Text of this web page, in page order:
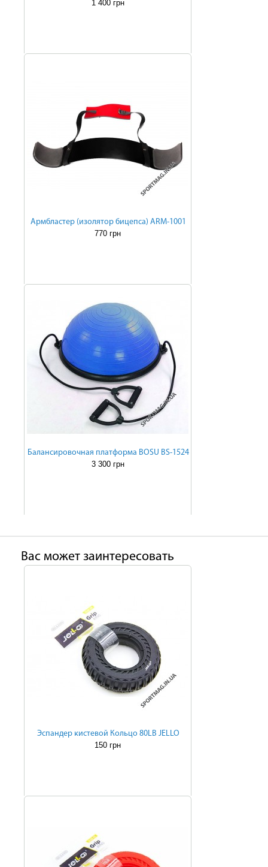
1 400 грн
Армбластер (изолятор бицепса) ARM-1001
770 грн
Балансировочная платформа BOSU BS-1524
3 300 грн
Ваc может заинтересовать
Эспандер кистевой Кольцо 80LB JELLO
150 грн